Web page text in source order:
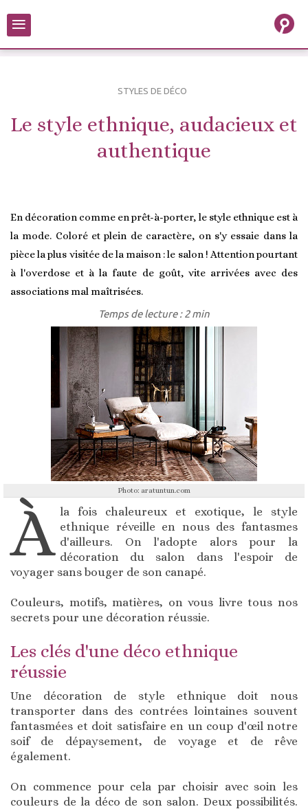
≡
STYLES DE DÉCO
Le style ethnique, audacieux et
authentique
En décoration comme en prêt-à-porter, le style ethnique est à
la mode. Coloré et plein de caractère, on s'y essaie dans la
pièce la plus visitée de la maison : le salon ! Attention pourtant
à l'overdose et à la faute de goût, vite arrivées avec des
associations mal maîtrisées.
Temps de lecture : 2 min
Photo: aratuntun.com
À la fois chaleureux et exotique, le style
ethnique réveille en nous des fantasmes
d'ailleurs. On l'adopte alors pour la
décoration du salon dans l'espoir de
voyager sans bouger de son canapé.
Couleurs, motifs, matières, on vous livre tous nos
secrets pour une décoration réussie.
Les clés d'une déco ethnique
réussie
Une décoration de style ethnique doit nous
transporter dans des contrées lointaines souvent
fantasmées et doit satisfaire en un coup d'œil notre
soif de dépaysement, de voyage et de rêve
également.
On commence pour cela par choisir avec soin les
couleurs de la déco de son salon. Deux possibilités.